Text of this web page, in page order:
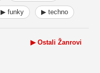
▶ funky ▶ techno
▶ Ostali Žanrovi